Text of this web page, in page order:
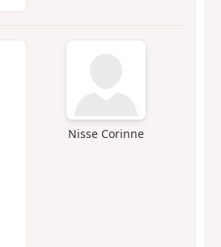
Nisse Corinne